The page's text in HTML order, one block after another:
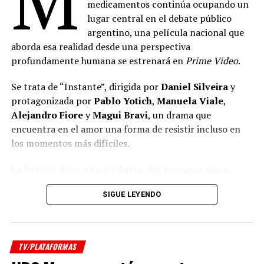
medicamentos continúa ocupando un
lugar central en el debate público
argentino, una película nacional que
aborda esa realidad desde una perspectiva
profundamente humana se estrenará enPrime Video.
Se trata de “Instante”, dirigida porDaniel Silveiray
protagonizada porPablo Yotich, Manuela Viale,
Alejandro FioreyMagui Bravi, un drama que
encuentra en el amor una forma de resistir incluso en
los momentos más difíciles.
conocen durante un tratamiento oncológico. Ambos
atraviesan uno de los momentos más complejos de sus
embargo, cuando todo parece desmoronarse, descubren
que todavía existe espacio para enamorarse, volver a
ilusionarse y encontrar motivos para seguir adelante.
SIGUE LEYENDO
TV/PLATAFORMAS